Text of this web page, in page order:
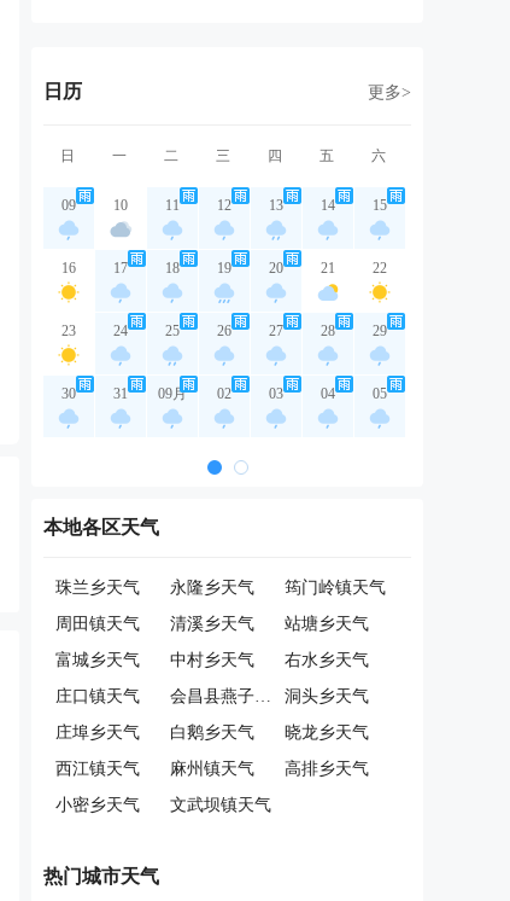
日历 更多>
日 一 二 三 四 五 六
09 10 11 12 13 14 15
16 17 18 19 20 21 22
23 24 25 26 27 28 29
30 31 09月 02 03 04 05
本地各区天气
珠兰乡天气 永隆乡天气
筠门岭镇天气
周田镇天气
清溪乡天气
站塘乡天气
富城乡天气
中村乡天气
右水乡天气
庄口镇天气
会昌县燕子窝工业园天气
洞头乡天气
庄埠乡天气
白鹅乡天气
晓龙乡天气
西江镇天气
麻州镇天气
高排乡天气
小密乡天气
文武坝镇天气
热门城市天气